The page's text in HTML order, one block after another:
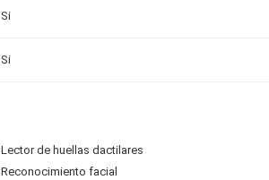
Si
Si
Lector de huellas dactilares
Reconocimiento facial